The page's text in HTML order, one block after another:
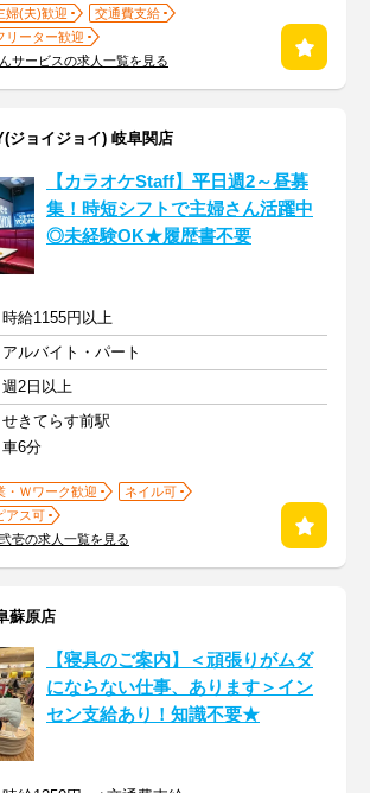
婦(夫)歓迎
交通費支給
リーター歓迎
サービスの求人一覧を見る
ジョイジョイ) 岐阜関店
【カラオケStaff】平日週2～昼募
集！時短シフトで主婦さん活躍中
◎未経験OK★履歴書不要
時給1155円以上
アルバイト・パート
週2日以上
せきてらす前駅
車6分
・Ｗワーク歓迎
ネイル可
アス可
壱の求人一覧を見る
蘇原店
【寝具のご案内】＜頑張りがムダ
にならない仕事、あります＞イン
セン支給あり！知識不要★